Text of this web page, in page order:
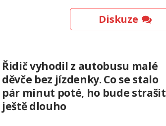
Diskuze
Řidič vyhodil z autobusu malé
děvče bez jízdenky. Co se stalo
pár minut poté, ho bude strašit
ještě dlouho